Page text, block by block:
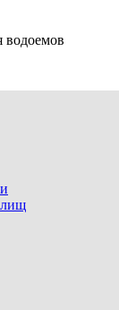
водоемов